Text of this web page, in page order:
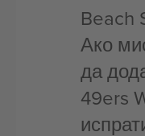
Beach
Ако
да
49ers